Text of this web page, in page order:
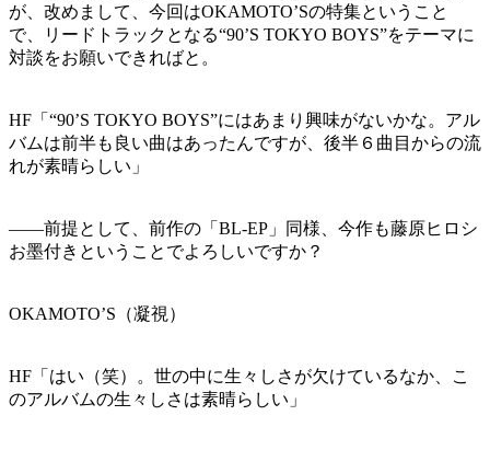
が、改めまして、今回はOKAMOTO’Sの特集ということ
で、リードトラックとなる“90’S TOKYO BOYS”をテーマに
対談をお願いできればと。
HF「“90’S TOKYO BOYS”にはあまり興味がないかな。アル
バムは前半も良い曲はあったんですが、後半６曲目からの流
れが素晴らしい」
——前提として、前作の「BL-EP」同様、今作も藤原ヒロシ
お墨付きということでよろしいですか？
OKAMOTO’S（凝視）
HF「はい（笑）。世の中に生々しさが欠けているなか、こ
のアルバムの生々しさは素晴らしい」